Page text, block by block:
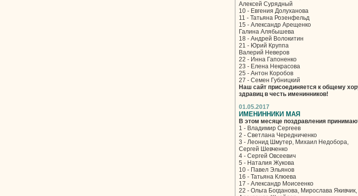
Алексей Сурядный
10 - Евгения Долуханова
11 - Татьяна Розенфельд
15 - Александр Арещенко
Галина Алябышева
18 - Андрей Волокитин
21 - Юрий Круппа
Валерий Неверов
22 - Инна Гапоненко
23 - Елена Некрасова
25 - Антон Коробов
27 - Семен Губницкий
Наш сайт присоединяется к общему
здравиц в честь именинников!
01.05.2017
ИМЕНИННИКИ МАЯ
В этом месяце поздравления
1 - Владимир Сергеев
2 - Светлана Чередниченко
3 - Леонид Шмутер, Михаил Недобора,
Сергей Шевченко
4 - Сергей Овсеевич
5 - Наталия Жукова
10 - Павел Эльянов
16 - Татьяна Клюева
17 - Александр Моисеенко
22 - Ольга Богданова, Мирослава Якивчик,